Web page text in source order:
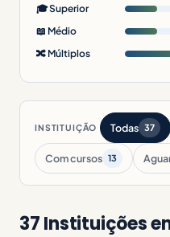
🎓 Superior
📖 Médio
🔀 Múltiplos
INSTITUIÇÃO Todas 37
Com cursos 13
37 Instituições